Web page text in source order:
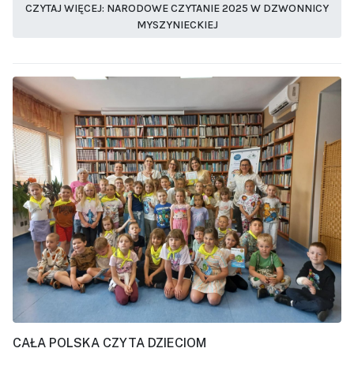
CZYTAJ WIĘCEJ: NARODOWE CZYTANIE 2025 W DZWONNICY
MYSZYNIECKIEJ
CAŁA POLSKA CZYTA DZIECIOM